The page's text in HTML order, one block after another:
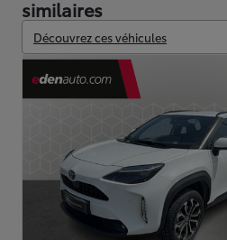
similaires
Découvrez ces véhicules